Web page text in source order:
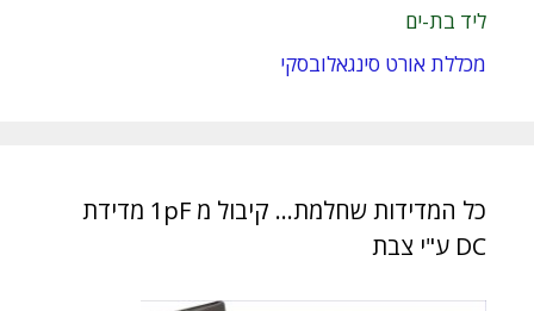
ליד בת-ים
מכללת אורט סינגאלובסקי
כל המדידות שחלמת… קיבול מ 1pF מדידת
DC ע"י צבת